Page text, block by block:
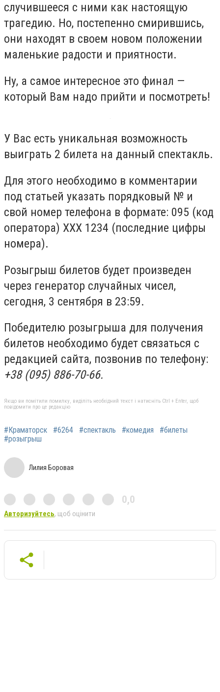
случившееся с ними как настоящую
трагедию. Но, постепенно смирившись,
они находят в своем новом положении
маленькие радости и приятности.
Ну, а самое интересное это финал —
который Вам надо прийти и посмотреть!
У Вас есть уникальная возможность
выиграть 2 билета на данный спектакль.
Для этого необходимо в комментарии
под статьей указать порядковый № и
свой номер телефона в формате: 095 (код
оператора) ХХХ 1234 (последние цифры
номера).
Розыгрыш билетов будет произведен
через генератор случайных чисел,
сегодня, 3 сентября в 23:59.
Победителю розыгрыша для получения
билетов необходимо будет связаться с
редакцией сайта, позвонив по телефону:
+38 (095) 886-70-66.
Якщо ви помітили помилку, виділіть необхідний текст і натисніть Ctrl + Enter, щоб
повідомити про це редакцію
#Краматорск #6264 #спектакль #комедия
#билеты
#розыгрыш
Лилия Боровая
0,0
Авторизуйтесь, щоб оцінити